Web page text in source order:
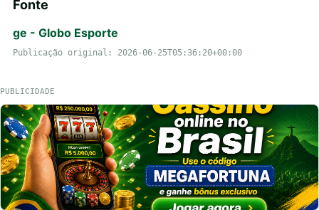
Fonte
ge - Globo Esporte
Publicação original: 2026-06-25T05:36:20+00:00
PUBLICIDADE